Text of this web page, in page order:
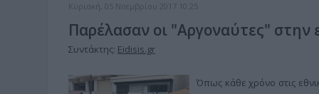
Κυριακή, 05 Νοεμβρίου 2017 10:25
Παρέλασαν οι "Αργοναύτες" στην
Συντάκτης: Eidisis.gr
Όπως κάθε χρόνο στις